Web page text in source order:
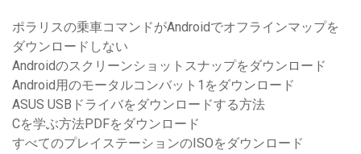
ポラリスの乗車コマンドがAndroidでオフラインマップを
ダウンロードしない
Androidのスクリーンショットスナップをダウンロード
Android用のモータルコンバット1をダウンロード
ASUS USBドライバをダウンロードする方法
Cを学ぶ方法PDFをダウンロード
すべてのプレイステーションのISOをダウンロード